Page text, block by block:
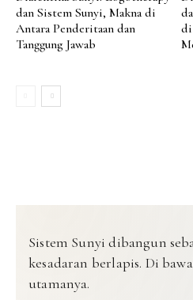
dan Sistem Sunyi, Makna di
Antara Penderitaan dan
Tanggung Jawab
di
Sistem Sunyi dibangun
kesadaran berlapis. Di
utamanya.